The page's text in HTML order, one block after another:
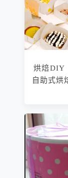
烘焙DIY
自助式烘